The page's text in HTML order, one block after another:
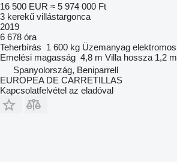
16 500 EUR ≈ 5 974 000 Ft
3 kerekű villástargonca
2019
6 678 óra
Teherbírás 1 600 kg Üzemanyag elektromos
Emelési magasság 4,8 m Villa hossza 1,2 m
Spanyolország, Beniparrell
EUROPEA DE CARRETILLAS
Kapcsolatfelvétel az eladóval